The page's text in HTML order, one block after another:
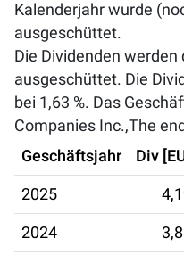
Kalenderjahr wurde
ausgeschüttet.
Die Dividenden
ausgeschüttet. Die
bei 1,63 %. Das
Companies Inc.,The
Geschäftsjahr
Div
2025
2024